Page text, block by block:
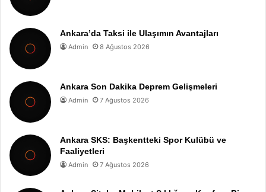
Ankara’da Taksi ile Ulaşımın Avantajları
Admin 8 Ağustos 2026
Ankara Son Dakika Deprem Gelişmeleri
Admin 7 Ağustos 2026
Ankara SKS: Başkentteki Spor Kulübü ve
Faaliyetleri
Admin 7 Ağustos 2026